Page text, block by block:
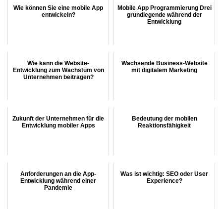
Wie können Sie eine mobile App
entwickeln?
Mobile App Programmierung Drei
grundlegende während der
Entwicklung
Wie kann die Website-
Entwicklung zum Wachstum von
Unternehmen beitragen?
Wachsende Business-Website
mit digitalem Marketing
Zukunft der Unternehmen für die
Entwicklung mobiler Apps
Bedeutung der mobilen
Reaktionsfähigkeit
Anforderungen an die App-
Entwicklung während einer
Pandemie
Was ist wichtig: SEO oder User
Experience?